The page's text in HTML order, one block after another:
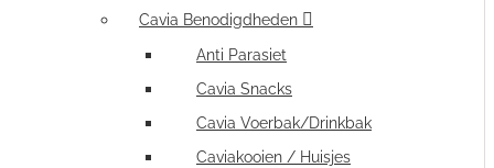
Cavia Benodigdheden
Anti Parasiet
Cavia Snacks
Cavia Voerbak/Drinkbak
Caviakooien / Huisjes